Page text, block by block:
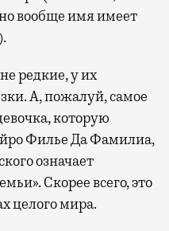
вообще имя имеет
редкие, у их
А, пожалуй, самое
которую
Филье Да Фамилиа,
означает
Скорее всего, это
целого мира.